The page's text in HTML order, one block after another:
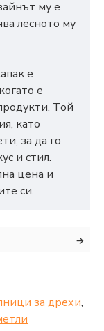
му е
лесното му
е
е
Той
като
за да го
и стил.
цена и
си.
за дрехи,